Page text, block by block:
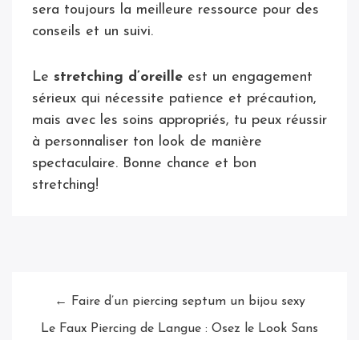
sera toujours la meilleure ressource pour des
conseils et un suivi.
Le stretching d’oreille est un engagement
sérieux qui nécessite patience et précaution,
mais avec les soins appropriés, tu peux réussir
à personnaliser ton look de manière
spectaculaire. Bonne chance et bon
stretching!
← Faire d’un piercing septum un bijou sexy
Le Faux Piercing de Langue : Osez le Look Sans